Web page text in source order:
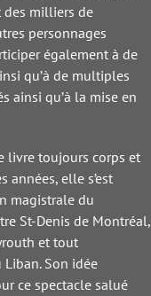
des milliers de
personnages
également à de
qu’à de multiples
ainsi qu’à la mise en
livre toujours corps et
années, elle s’est
magistrale du
St-Denis de Montréal,
et tout
Son idée
ce spectacle salué